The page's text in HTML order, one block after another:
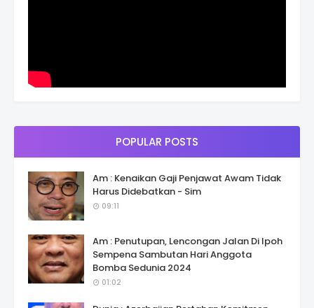
POPULAR POSTS
Am : Kenaikan Gaji Penjawat Awam Tidak
Harus Didebatkan - Sim
09:11
Am : Penutupan, Lencongan Jalan Di Ipoh
Sempena Sambutan Hari Anggota
Bomba Sedunia 2024
01:02